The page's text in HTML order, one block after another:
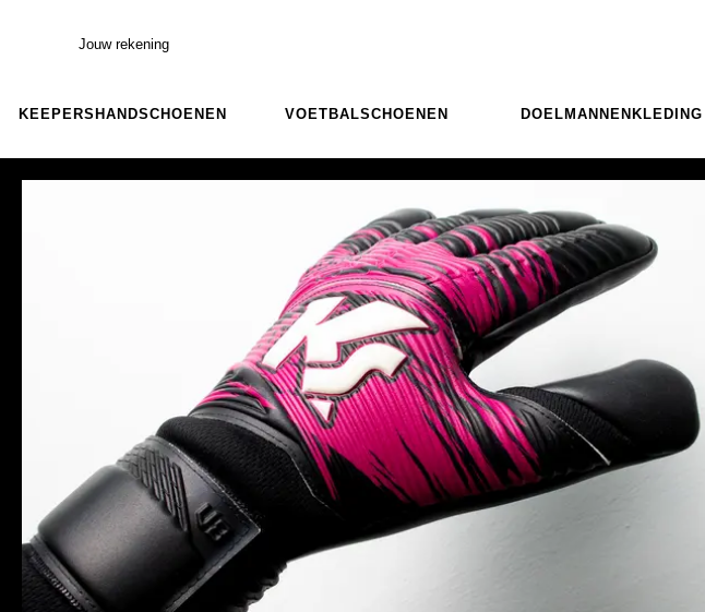
Jouw rekening
KEEPERSHANDSCHOENEN VOETBALSCHOENEN DOELMANNENKLEDING